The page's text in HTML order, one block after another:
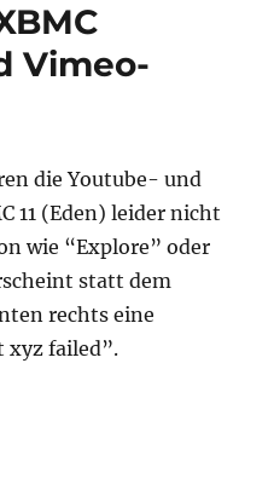
Vimeo-
die Youtube- und
11 (Eden) leider nicht
wie “Explore” oder
statt dem
rechts eine
xyz failed”.
für XBMC Youtube-